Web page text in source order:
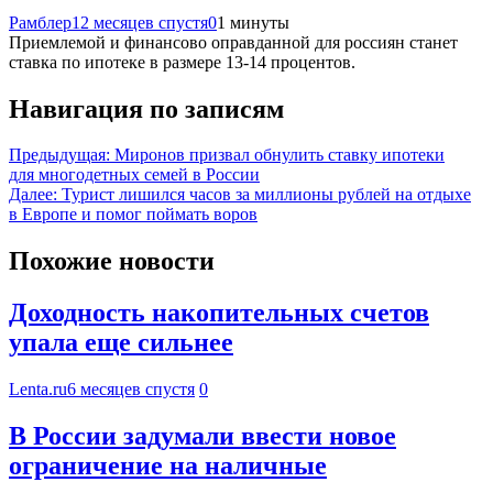
Рамблер12 месяцев спустя01 минуты
Приемлемой и финансово оправданной для россиян станет
ставка по ипотеке в размере 13-14 процентов.
Навигация по записям
Предыдущая: Миронов призвал обнулить ставку ипотеки
для многодетных семей в России
Далее: Турист лишился часов за миллионы рублей на отдыхе
в Европе и помог поймать воров
Похожие новости
Доходность накопительных счетов
упала еще сильнее
Lenta.ru6 месяцев спустя 0
В России задумали ввести новое
ограничение на наличные